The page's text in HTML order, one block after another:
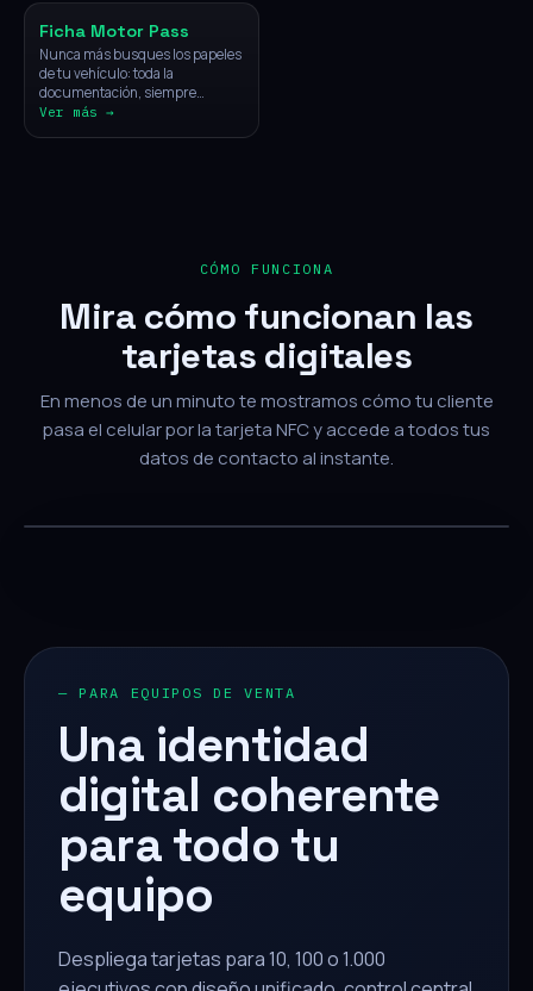
Ficha Motor Pass
Nunca más busques los papeles
de tu vehículo: toda la
documentación, siempre
disponible con un solo toque.
Ver más →
CÓMO FUNCIONA
Mira cómo funcionan las
tarjetas digitales
En menos de un minuto te mostramos cómo tu cliente
pasa el celular por la tarjeta NFC y accede a todos tus
datos de contacto al instante.
— PARA EQUIPOS DE VENTA
Una identidad
digital coherente
para todo tu
equipo
Despliega tarjetas para 10, 100 o 1.000